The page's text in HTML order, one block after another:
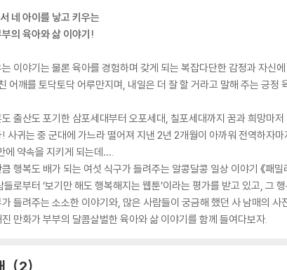
네 아이를 낳고 키우는
의 육아와 삶 이야기!
이야기는 물론 육아를 경험하며 갖게 되는 복잡다단한 감정과 자신
어깨를 토닥토닥 어루만지며, 내일은 더 잘 할 거라고 말해 주는 긍정
출산도 포기한 삼포세대부터 오포세대, 칠포세대까지 꿈과 희망마
사귀는 중 군대에 가느라 떨어져 지낸 2년 2개월이 아까워 전역하자
에 약속을 지키게 되는데….
행복도 배가 되는 여섯 식구가 들려주는 알콩달콩 일상 이야기 《패
로부터 ‘보기만 해도 행복해지는 웹툰’이라는 평가를 받고 있고, 그
들려주는 소소한 이야기와, 많은 사람들이 궁금해 했던 사 남매의
만화가 부부의 달콤살벌한 육아와 삶 이야기를 함께 들여다보자.
2